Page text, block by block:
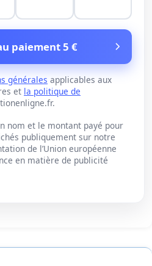
paiement 5 €
générales applicables aux
et la politique de
nom et le montant payé pour
publiquement sur notre
de l’Union européenne
en matière de publicité